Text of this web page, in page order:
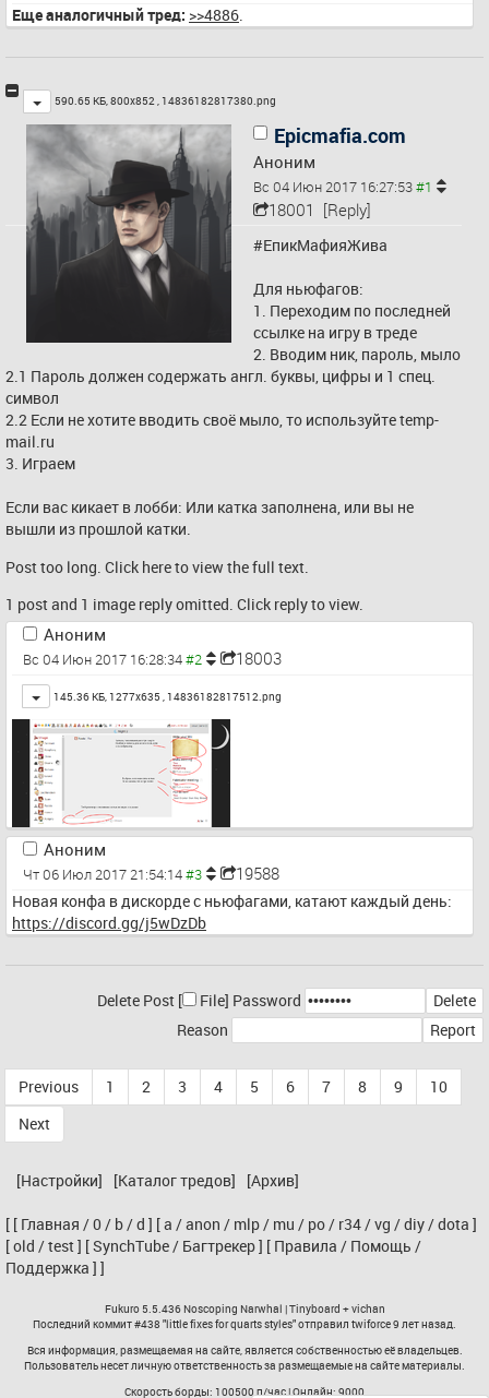
важных
пароли везде,
ручонки
вас.
Еще аналогичный тред: >>4886.
Toggle
590.65 КБ, 800x852 , 14836182817380.png
Epicmafia.com
Аноним
Вс 04 Июн 2017 16:27:53
18001 [Reply]
#ЕпикМафияЖива
Для ньюфагов:
1. Переходим по последней
ссылке на игру в треде
2. Вводим ник, пароль, мыло
2.1 Пароль должен содержать англ. буквы, цифры и 1 спец.
символ
2.2 Если не хотите вводить своё мыло, то используйте temp-
mail.ru
3. Играем
Если вас кикает в лобби: Или катка заполнена, или вы не
вышли из прошлой катки.
Post too long. Click here to view the full text.
1 post and 1 image reply omitted. Click reply to view.
Аноним
Вс 04 Июн 2017 16:28:34 18003
Toggle
145.36 КБ, 1277x635 , 14836182817512.png
Аноним
Чт 06 Июл 2017 21:54:14 19588
Новая конфа в дискорде с ньюфагами, катают каждый день:
https://discord.gg/j5wDzDb
Delete Post [ File] Password
Reason
Previous 1 2 3 4 5 6 7 8 9
10
Next
[Настройки] [Каталог тредов] [Архив]
[ [ Главная /0 / b/d ] [a /anon / mlp/ mu / po/ r34/vg /diy/dota ]
[old /test] [SynchTube/ Багтрекер] [ Правила / Помощь /
Поддержка ] ]
Fukuro5.5.436 Noscoping Narwhal |Tinyboard +vichan
Последний коммит #438 "little fixes for quarts styles" отправил twiforce9 лет назад.
Вся информация, размещаемая на сайте, является собственностью её владельцев.
Пользователь несет личную ответственность за размещаемые на сайте материалы.
Скорость борды: 100500 п/час | Онлайн: 9000